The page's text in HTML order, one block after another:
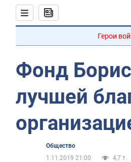
Герои
Фонд
лучшей
Общество
1.11.2019 21:00
4,7 т.